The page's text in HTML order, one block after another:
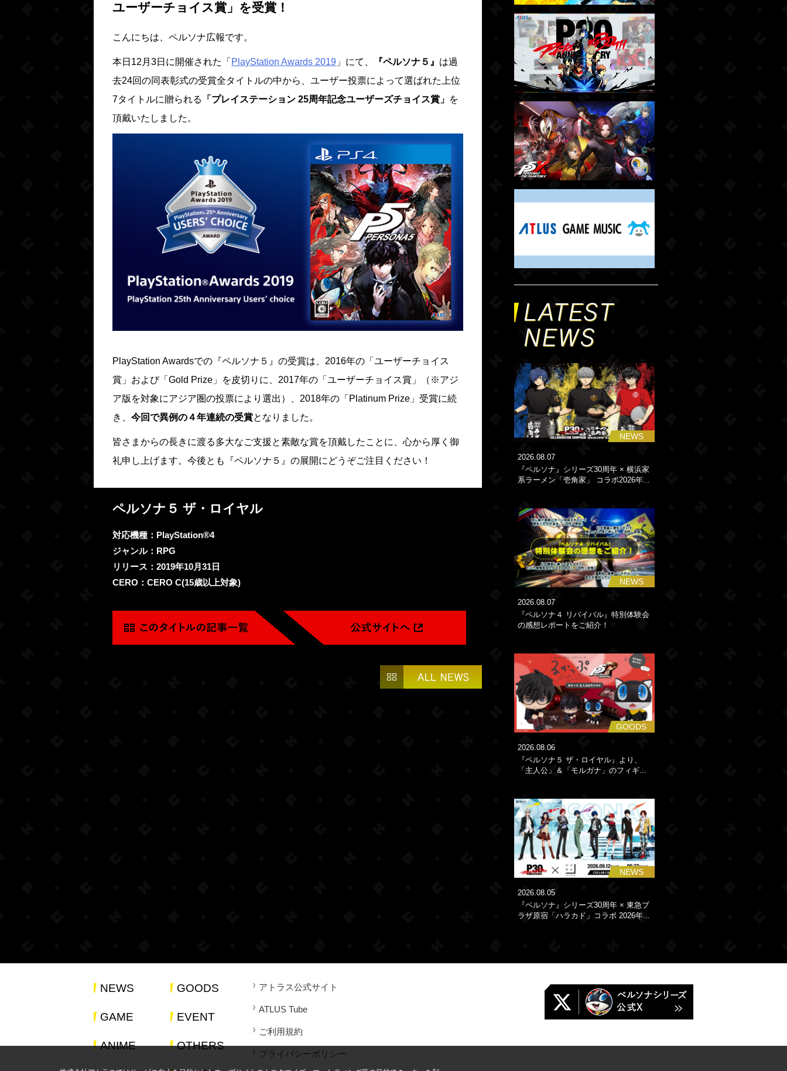
ユーザーチョイス賞」を受賞！
こんにちは、ペルソナ広報です。
本日12月3日に開催された「 PlayStation Awards 2019 」にて、 『ペルソナ５』 は過
去24回の同表彰式の受賞全タイトルの中から、ユーザー投票によって選ばれた上位
7タイトルに贈られる
「プレイステーション 25周年記念ユーザーズチョイス賞」 を
頂戴いたしました。
PlayStation Awardsでの『ペルソナ５』の受賞は、2016年の「ユーザーチョイス
賞」および「Gold Prize」を皮切りに、2017年の「ユーザーチョイス賞」（※アジ
ア版を対象にアジア圏の投票により選出）、2018年の「Platinum Prize」受賞に続
き、 今回で異例の４年連続の受賞となりました。
皆さまからの長きに渡る多大なご支援と素敵な賞を頂戴したことに、心から厚く御
礼申し上げます。今後とも『ペルソナ５』の展開にどうぞご注目ください！
ペルソナ５ ザ・ロイヤル
対応機種：PlayStation®4
ジャンル：RPG
リリース：2019年10月31日
CERO：CERO C(15歳以上対象)
NEWS
2026.08.07
『ペルソナ』シリーズ30周年 × 横浜家
系ラーメン「壱角家」 コラボ2026年...
NEWS
2026.08.07
『ペルソナ４ リバイバル』特別体験会
の感想レポートをご紹介！
GOODS
2026.08.06
『ペルソナ５ ザ・ロイヤル』より、
「主人公」＆「モルガナ」のフィギ...
NEWS
2026.08.05
『ペルソナ』シリーズ30周年 × 東急プ
ラザ原宿「ハラカド」コラボ 2026年...
NEWS
GAME
ANIME
GOODS
EVENT
OTHERS
アトラス公式サイト
ATLUS Tube
ご利用規約
プライバシーポリシー